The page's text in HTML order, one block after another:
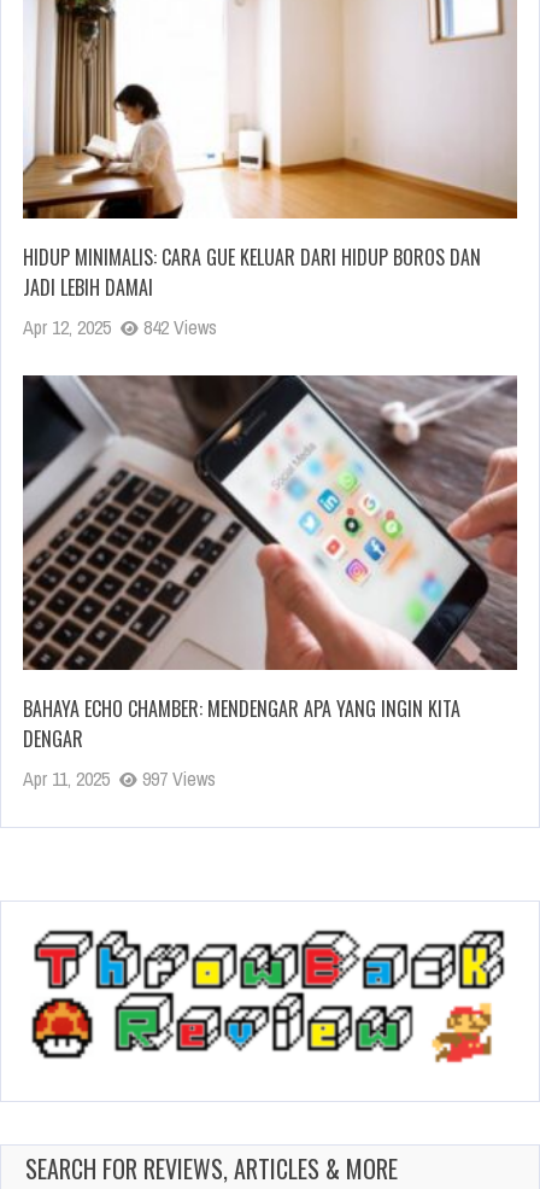
HIDUP MINIMALIS: CARA GUE KELUAR DARI HIDUP BOROS DAN
JADI LEBIH DAMAI
Apr 12, 2025 842 Views
BAHAYA ECHO CHAMBER: MENDENGAR APA YANG INGIN KITA
DENGAR
Apr 11, 2025 997 Views
SEARCH FOR REVIEWS, ARTICLES & MORE